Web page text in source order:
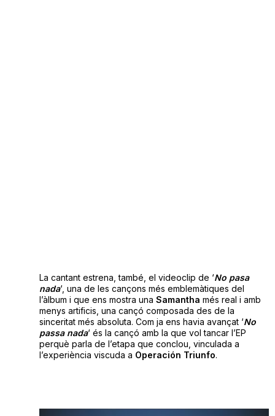
La cantant estrena, també, el videoclip de ‘No pasa
nada‘, una de les cançons més emblemàtiques del
l’àlbum i que ens mostra una Samantha més real i amb
menys artificis, una cançó composada des de la
sinceritat més absoluta. Com ja ens havia avançat ‘No
passa nada‘ és la cançó amb la que vol tancar l’EP
perquè parla de l’etapa que conclou, vinculada a
l’experiència viscuda a Operación Triunfo.